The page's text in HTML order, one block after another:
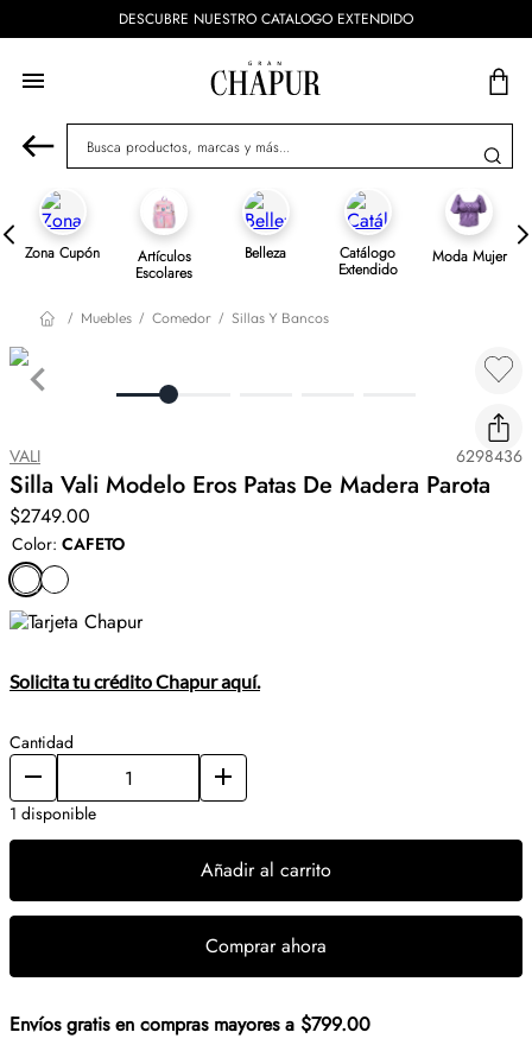
DESCUBRE NUESTRO CATALOGO EXTENDIDO
Busca productos, marcas y más...
Zona Cupón Artículos
Escolares
Belleza Catálogo
Extendido
Moda Mujer
Muebles Comedor Sillas Y Bancos
VALI 6298436
Silla Vali Modelo Eros Patas De Madera Parota
$2749.00
Color: CAFETO
Solicita tu crédito Chapur aquí.
Cantidad
1 disponible
Añadir al carrito
Comprar ahora
Envíos gratis en compras mayores a $799.00